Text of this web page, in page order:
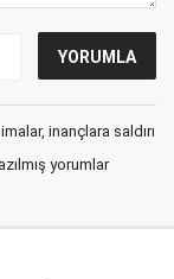
inançlara saldırı
yorumlar